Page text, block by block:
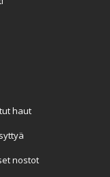
haut
nostot